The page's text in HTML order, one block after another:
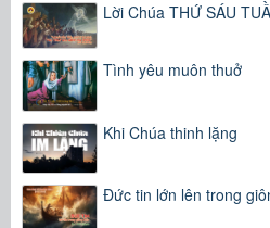
Lời Chúa THỨ SÁU
Tình yêu muôn thuở
Khi Chúa thinh lặng
Đức tin lớn lên trong